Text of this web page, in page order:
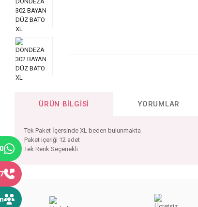
ÜRÜN BILGISI YORUMLAR
Tek Paket İçersinde XL beden bulunmakta
Paket içeriği 12 adet
Tek Renk Seçenekli